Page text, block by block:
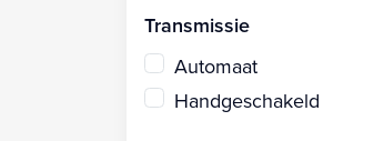
Transmissie
Automaat
Handgeschakeld